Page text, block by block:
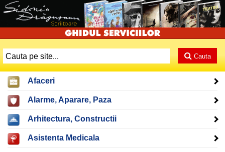
Cauta
Afaceri
Alarme, Aparare, Paza
Arhitectura, Constructii
Asistenta Medicala